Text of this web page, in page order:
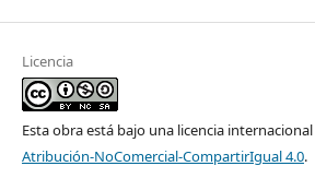
Licencia
Esta obra está bajo una licencia internacional
Atribución-NoComercial-CompartirIgual 4.0.